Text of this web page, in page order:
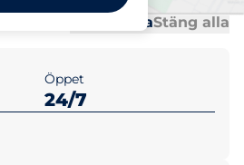
Öppna allaStäng alla
Öppet
24/7